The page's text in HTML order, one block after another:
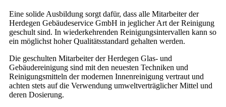
Eine solide Ausbildung sorgt dafür, dass alle Mitarbeiter der
Herdegen Gebäudeservice GmbH in jeglicher Art der Reinigung
geschult sind. In wiederkehrenden Reinigungsintervallen kann so
ein möglichst hoher Qualitätsstandard gehalten werden.
Die geschulten Mitarbeiter der Herdegen Glas- und
Gebäudereinigung sind mit den neuesten Techniken und
Reinigungsmitteln der modernen Innenreinigung vertraut und
achten stets auf die Verwendung umweltverträglicher Mittel und
deren Dosierung.